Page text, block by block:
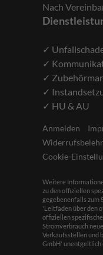
Nach
✓
✓
✓
✓
✓ HU & AU
Anmelden
Cookie-
Weitere
zu den offiziellen
gegebenenfalls zum
'Leitfaden über den
offiziellen
Stromverbrauch
Verkaufsstellen und
GmbH' unentgeltlich